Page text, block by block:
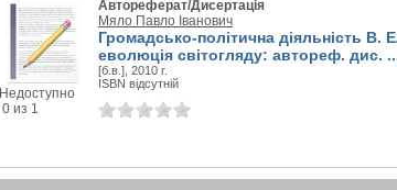
Недоступно
0 из 1
Автореферат/Дисертація
Мяло Павло Іванович
Громадсько-політична діяльність В.
еволюція світогляду: автореф. дис.
[б.в.], 2010 г.
ISBN відсутній